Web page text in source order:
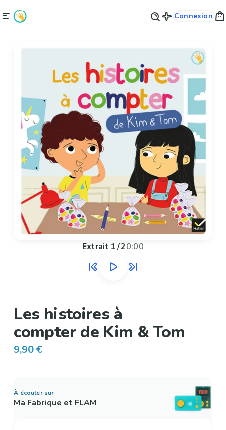
Connexion
Extrait 1/20:00
Les histoires à
compter de Kim & Tom
9,90 €
À écouter sur
Ma Fabrique et FLAM